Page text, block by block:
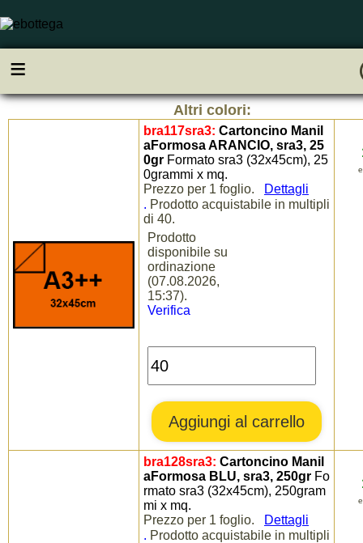
≡
Altri colori:
bra117sra3: Cartoncino Manil
aFormosa ARANCIO, sra3, 25
0gr Formato sra3 (32x45cm), 25
0grammi x mq.
Prezzo per 1 foglio.
Dettagli
. Prodotto acquistabile in multipli
di 40.
Prodotto
disponibile su
ordinazione
(07.08.2026,
15:37).
Verifica
bra128sra3: Cartoncino Manil
aFormosa BLU, sra3, 250gr Fo
rmato sra3 (32x45cm), 250gram
mi x mq.
Prezzo per 1 foglio.
Dettagli
. Prodotto acquistabile in multipli